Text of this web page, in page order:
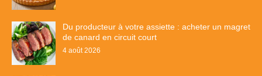
Du producteur à votre assiette : acheter un magret
de canard en circuit court
4 août 2026